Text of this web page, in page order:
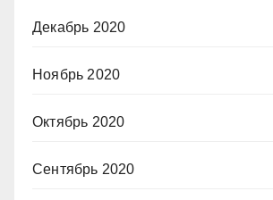
Декабрь 2020
Ноябрь 2020
Октябрь 2020
Сентябрь 2020